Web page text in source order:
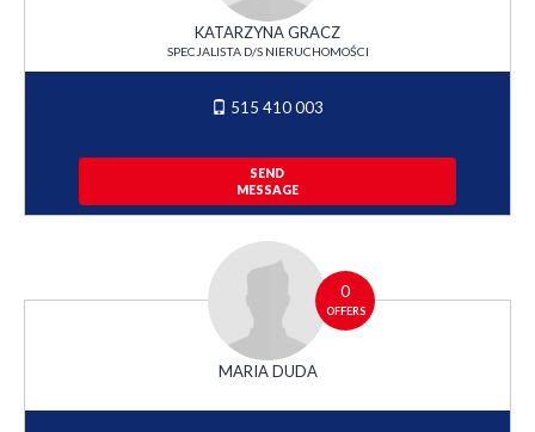
KATARZYNA GRACZ
SPECJALISTA D/S NIERUCHOMOŚCI
515 410 003
SEND
MESSAGE
0
OFFERS
MARIA DUDA